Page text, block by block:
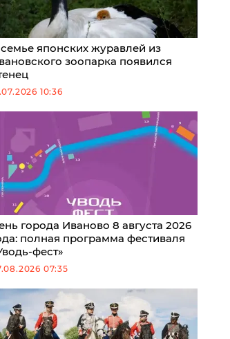
японских журавлей из
зоопарка появился
10:36
города Иваново 8 августа 2026
полная программа фестиваля
фест»
07:35